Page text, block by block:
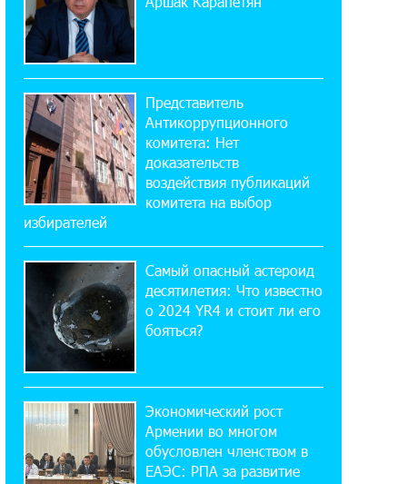
17:16:14 30-07-2026
ВТБ (Армения): вклад «Стабильный»
— до 10% годовых и оформление в
17:03:49 30-07-2026
Платформа Rate.Trading на Seaside
Startup Summit: IDBank представил
инновационное решение
Состоялось открытие Khachaturian
Rooftop при поддержке IDBank
18:38:18 28-07-2026
Пашинян ты упустил свой шанс уйти
спокойно. Аршак Карапетян
12:04:53 28-07-2026
Обновленный Центр продаж и
обслуживания Ucom открылся по
адресу ул. Шаумяна, 24/2 в Арарате
Представитель
Антикоррупционного
комитета: Нет
доказательств
воздействия публикаций
комитета на выбор
избирателей
Самый опасный астероид
десятилетия: Что известно
о 2024 YR4 и стоит ли его
бояться?
Экономический рост
Армении во многом
обусловлен членством в
ЕАЭС: РПА за развитие